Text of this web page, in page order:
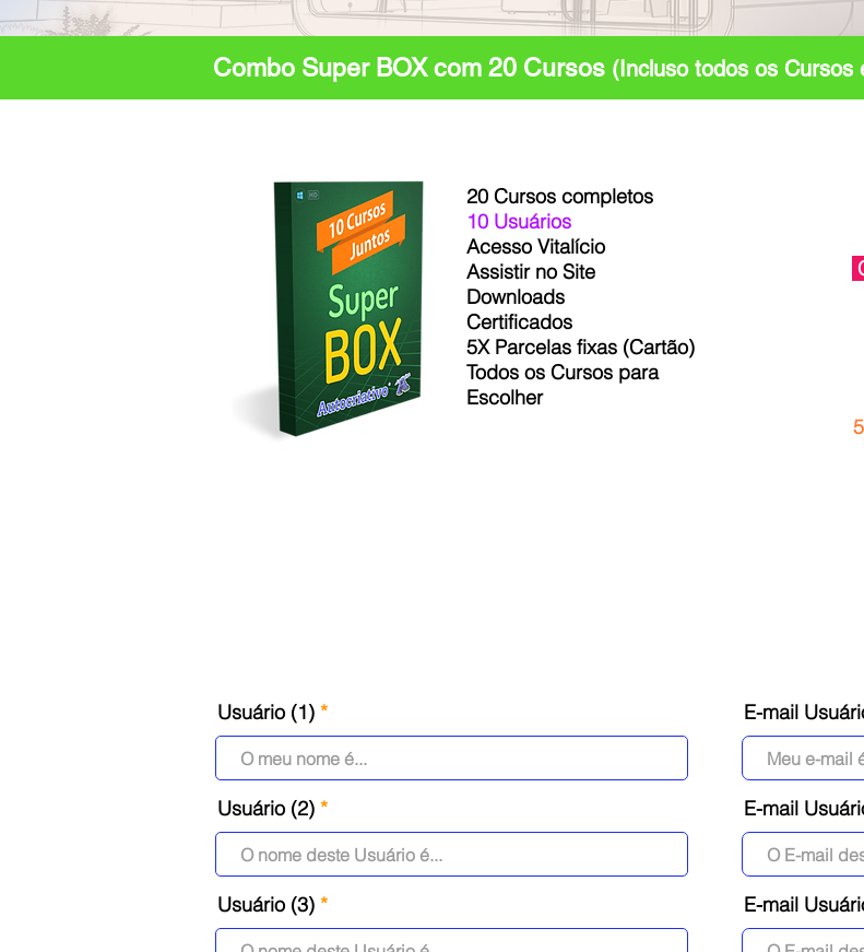
Combo Super BOX com 20 Cursos (Incluso todos os Cursos
20 Cursos completos
10 Usuários
Acesso Vitalício
Assistir no Site
Downloads
Certificados
5X Parcelas fixas (Cartão)
Todos os Cursos para
Escolher
20
5
Usuário (1)
Usuário (2)
Usuário (3)
E-mail
E-mail
E-mail